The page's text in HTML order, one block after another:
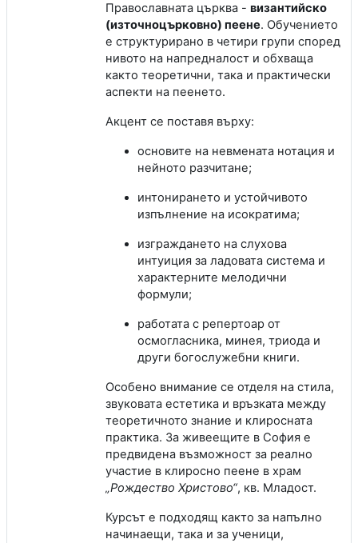
Православната църква - византийско
(източноцърковно) пеене. Обучението
е структурирано в четири групи според
нивото на напредналост и обхваща
както теоретични, така и практически
аспекти на пеенето.
Акцент се поставя върху:
основите на невмената нотация и
нейното разчитане;
интонирането и устойчивото
изпълнение на исократима;
изграждането на слухова
интуиция за ладовата система и
характерните мелодични
формули;
работата с репертоар от
осмогласника, минея, триода и
други богослужебни книги.
Особено внимание се отделя на стила,
звуковата естетика и връзката между
теоретичното знание и клиросната
практика. За живеещите в София е
предвидена възможност за реално
участие в клиросно пеене в храм
„Рождество Христово“, кв. Младост.
Курсът е подходящ както за напълно
начинаещи, така и за ученици,